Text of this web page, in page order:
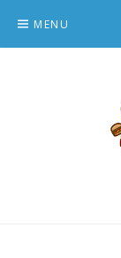
content
MENU